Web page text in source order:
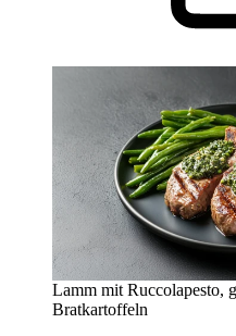
Lamm mit Ruccolapesto,
Bratkartoffeln